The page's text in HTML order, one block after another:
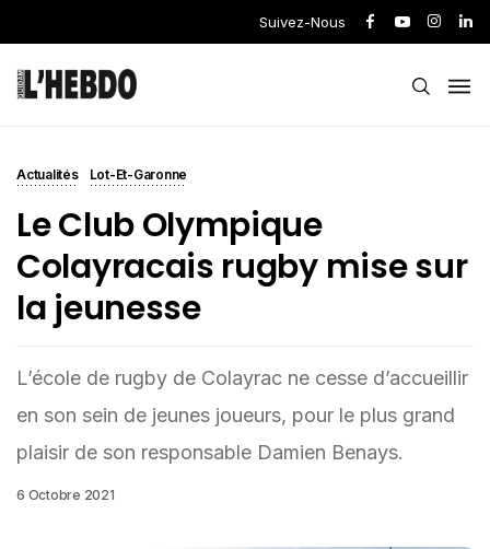
Suivez-Nous
Actualités Lot-Et-Garonne
Le Club Olympique
Colayracais rugby mise sur
la jeunesse
L’école de rugby de Colayrac ne cesse d’accueillir
en son sein de jeunes joueurs, pour le plus grand
plaisir de son responsable Damien Benays.
6 Octobre 2021